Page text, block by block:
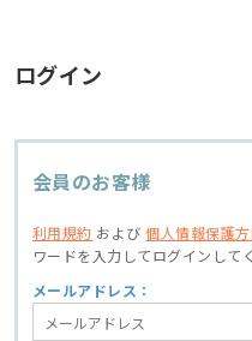
ログイン
会員のお客様
利用規約 および個人情報保護
ワードを入力してログインして
メールアドレス：